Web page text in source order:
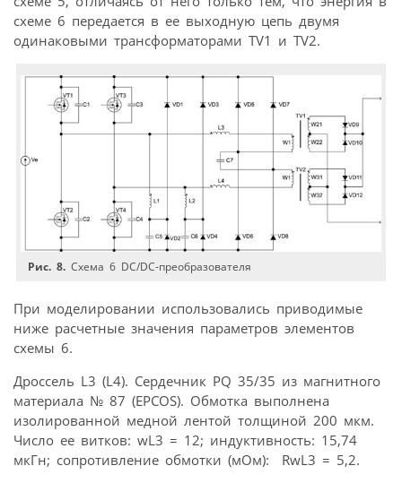
схеме 6 передается в ее выходную цепь двумя
одинаковыми трансформаторами TV1 и TV2.
Рис. 8. Схема 6 DC/DC-преобразователя
При моделировании использовались приводимые
ниже расчетные значения параметров элементов
схемы 6.
Дроссель L3 (L4). Сердечник PQ 35/35 из магнитного
материала № 87 (EPCOS). Обмотка выполнена
изолированной медной лентой толщиной 200 мкм.
Число ее витков: wL3 = 12; индуктивность: 15,74
мкГн; сопротивление обмотки (мОм): RwL3 = 5,2.